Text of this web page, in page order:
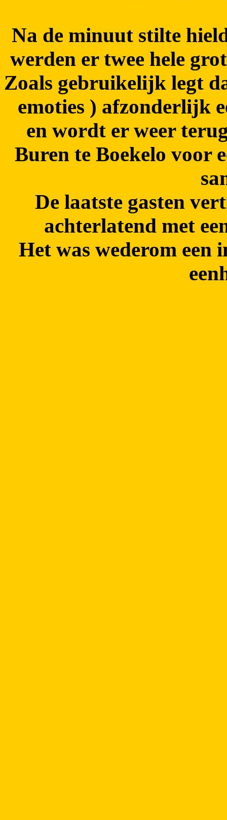
Na de minuut stilte
werden er twee hele
Zoals gebruikelijk legt
emoties ) afzonderlijk
en wordt er weer
Buren te Boekelo voor
De laatste gasten
achterlatend met
Het was wederom